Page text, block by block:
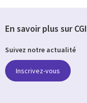
En savoir plus sur CGI
Suivez notre actualité
Inscrivez-vous